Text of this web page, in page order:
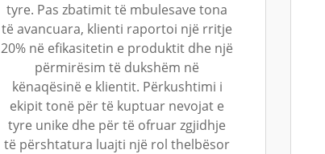
tyre. Pas zbatimit të mbulesave tona
të avancuara, klienti raportoi një rritje
20% në efikasitetin e produktit dhe një
përmirësim të dukshëm në
kënaqësinë e klientit. Përkushtimi i
ekipit tonë për të kuptuar nevojat e
tyre unike dhe për të ofruar zgjidhje
të përshtatura luajti një rol thelbësor